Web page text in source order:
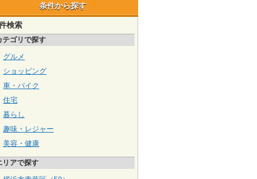
条件から探す
検索
テゴリで探す
グルメ
ショッピング
車・バイク
住宅
暮らし
趣味・レジャー
美容・健康
リアで探す